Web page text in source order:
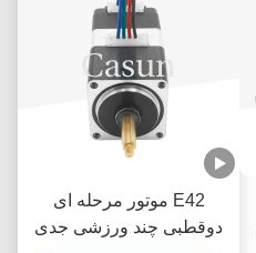
E42 موتور مرحله ای
دوقطبی چند ورزشی جدی